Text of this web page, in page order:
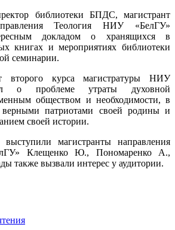
библиотеки БПДС, магистрант
Теология НИУ «БелГУ»
докладом о хранящихся в
книгах и мероприятиях библиотеки
семинарии.
второго курса магистратуры НИУ
о проблеме утраты духовной
обществом и необходимости, в
патриотами своей родины и
своей истории.
магистранты направления
Клещенко Ю., Пономаренко А.,
также вызвали интерес у аудитории.